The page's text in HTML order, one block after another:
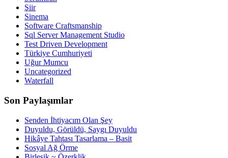
Şiir
Sinema
Software Craftsmanship
Sql Server Management Studio
Test Driven Development
Türkiye Cumhuriyeti
Uğur Mumcu
Uncategorized
Waterfall
Son Paylaşımlar
Senden İhtiyacım Olan Şey
Duyuldu, Görüldü, Saygı Duyuldu
Hikâye Tahtası Tasarlama – Basit
Sosyal Ağ Örme